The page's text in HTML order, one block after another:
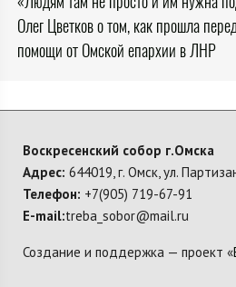
Олег Цветков о том, как прошла
помощи от Омской епархии в ЛНР
Воскресенский собор г.Омска
Адрес: 644019, г. Омск, ул.
Телефон: +7(905) 719-67-91
E-mail:treba_sobor@mail.ru
Создание и поддержка — проект «